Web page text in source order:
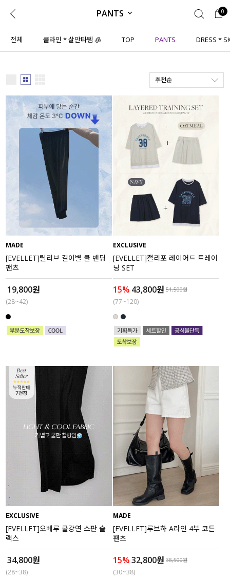
로그인 0
ENG
JP
회원혜택 입
CATEGORY COMMUNITY
도착보장⚡
인플루언서 pick!
베스트
MADE
세트할인 ~30%
하객룩
살안타템
110사이즈
티셔츠
팬츠
아우터
스커트
언더웨어/파자마
코디템
ALL
익스클루시브
아우터
티셔츠
블라우스
원피스
스커트
액티브웨어
언더웨어
PANTS 0
전체 쿨라인 * 살안타템 🧊 TOP PANTS DRESS *
추천순
MADE
[EVELLET]릴리브 길이별 쿨 밴딩
팬츠
19,800원
(28~42)
EXCLUSIVE
[EVELLET]캘리포 레이어드 트레이
닝 SET
15% 43,800원 51,500원
(77~120)
EXCLUSIVE
[EVELLET]오베루 쿨강연 스판 슬
랙스
34,800원
(28~38)
MADE
[EVELLET]루브하 A라인 4부 코튼
팬츠
15%32,800원 38,500원
(30~38)